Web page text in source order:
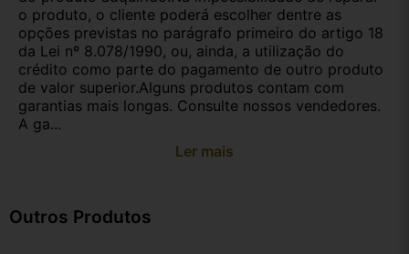
o produto, o cliente poderá escolher dentre as
opções previstas no parágrafo primeiro do artigo 18
da Lei nº 8.078/1990, ou, ainda, a utilização do
crédito como parte do pagamento de outro produto
de valor superior.Alguns produtos contam com
garantias mais longas. Consulte nossos vendedores.
A ga...
Ler mais
Outros Produtos